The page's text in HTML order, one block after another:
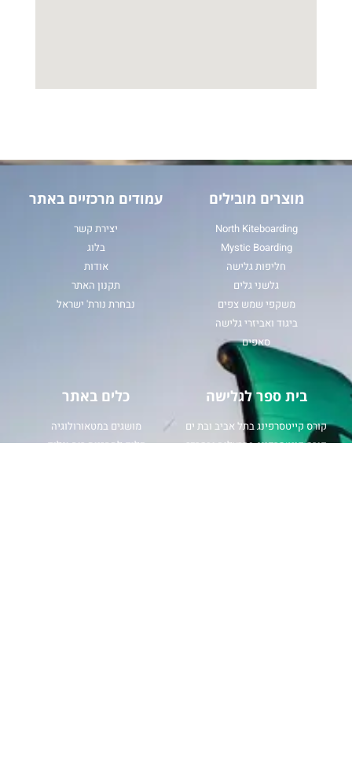
מוצרים מובילים
North Kiteboarding
Mystic Boarding
חליפות גלישה
גלשני גלים
משקפי שמש צפים
ביגוד ואביזרי גלישה
סאפים
עמודים מרכזיים באתר
יצירת קשר
בלוג
אודות
תקנון האתר
נבחרת נורת' ישראל
בית ספר לגלישה
קורס קייטסרפינג בתל אביב ובת ים
קורס קייטסרפינג בהרצליה ובמרכז
כלים באתר
מושגים במטאורולוגיה
כלים לתחזיות רוח וגלים